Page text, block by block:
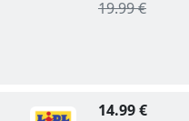
19.99 €
14.99 €